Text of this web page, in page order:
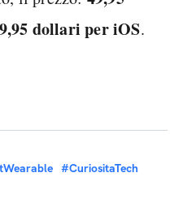
dollari per iOS.
#CuriositaTech